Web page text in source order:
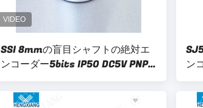
SSI 8mmの盲目シャフトの絶対エ
ンコーダー5bits IP50 DC5V PNP
NPN KJ38
ン
シ